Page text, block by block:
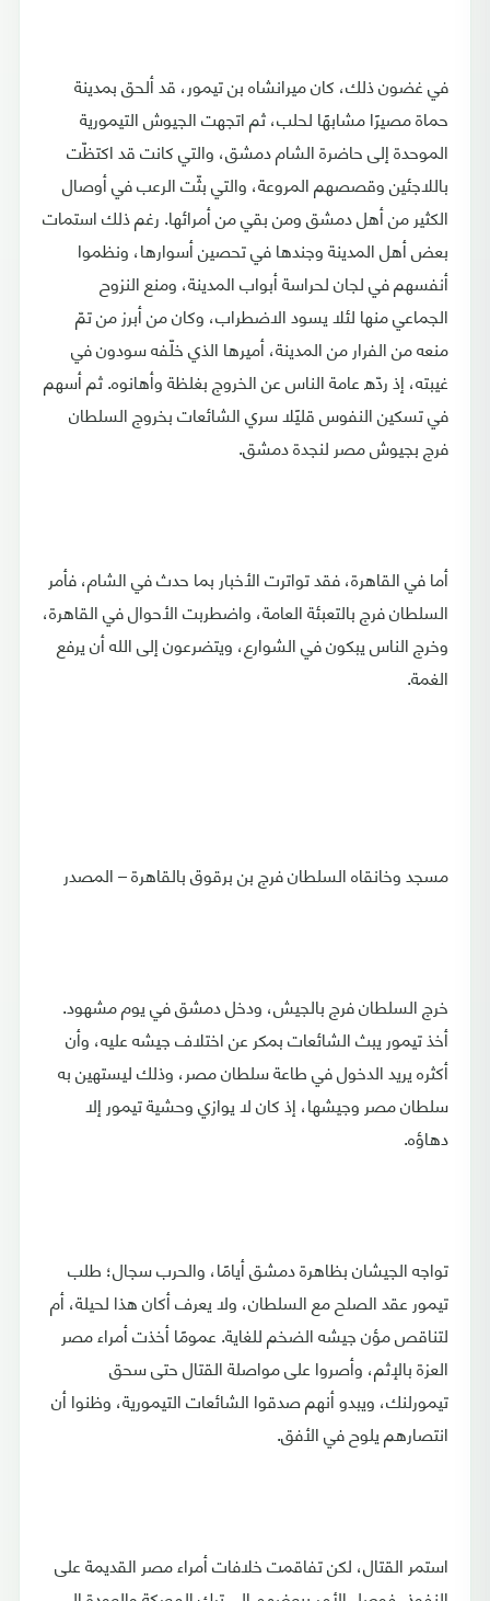
في غضون ذلك، كان ميرانشاه بن تيمور، قد ألحق بمدينة
حماة مصيرًا مشابهًا لحلب، ثم اتجهت الجيوش التيمورية
الموحدة إلى حاضرة الشام دمشق، والتي كانت قد اكتظّت
باللاجئين وقصصهم المروعة، والتي بثّت الرعب في أوصال
الكثير من أهل دمشق ومن بقي من أمرائها. رغم ذلك استمات
بعض أهل المدينة وجندها في تحصين أسوارها، ونظموا
أنفسهم في لجان لحراسة أبواب المدينة، ومنع النزوح
الجماعي منها لئلا يسود الاضطراب، وكان من أبرز من تمّ
منعه من الفرار من المدينة، أميرها الذي خلّفه سودون في
غيبته، إذ ردّه عامة الناس عن الخروج بغلظة وأهانوه. ثم أسهم
في تسكين النفوس قليًلا سري الشائعات بخروج السلطان
فرج بجيوش مصر لنجدة دمشق.
أما في القاهرة، فقد تواترت الأخبار بما حدث في الشام، فأمر
السلطان فرج بالتعبئة العامة، واضطربت الأحوال في القاهرة،
وخرج الناس يبكون في الشوارع، ويتضرعون إلى الله أن يرفع
الغمة.
مسجد وخانقاه السلطان فرج بن برقوق بالقاهرة – المصدر
خرج السلطان فرج بالجيش، ودخل دمشق في يوم مشهود.
أخذ تيمور يبث الشائعات بمكر عن اختلاف جيشه عليه، وأن
أكثره يريد الدخول في طاعة سلطان مصر، وذلك ليستهين به
سلطان مصر وجيشها، إذ كان لا يوازي وحشية تيمور إلا
دهاؤه.
تواجه الجيشان بظاهرة دمشق أيامًا، والحرب سجال؛ طلب
تيمور عقد الصلح مع السلطان، ولا يعرف أكان هذا لحيلة، أم
لتناقص مؤن جيشه الضخم للغاية. عمومًا أخذت أمراء مصر
العزة بالإثم، وأصروا على مواصلة القتال حتى سحق
تيمورلنك، ويبدو أنهم صدقوا الشائعات التيمورية، وظنوا أن
انتصارهم يلوح في الأفق.
استمر القتال، لكن تفاقمت خلافات أمراء مصر القديمة على